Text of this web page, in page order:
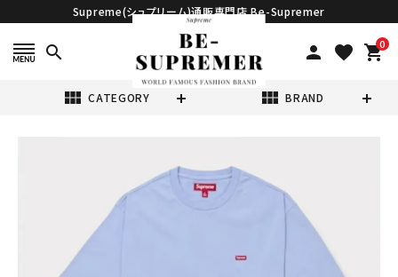
Supreme(シュプリーム)通販専門店 Be-Supremer
search person favorite 0
shopping_cart
view_module CATEGORY view_module BRAND